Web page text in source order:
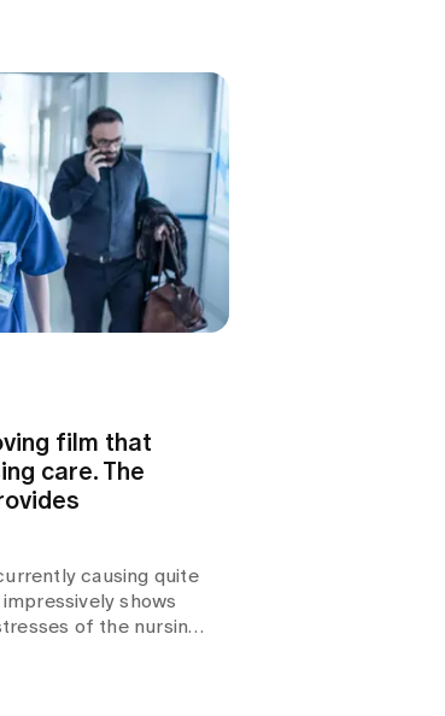
film that
care. The
causing quite
shows
of the nursing
take a closer look.